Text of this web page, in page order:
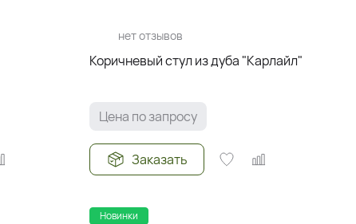
нет отзывов
Коричневый стул из дуба "Карлайл"
Цена по запросу
Заказать
Новинки